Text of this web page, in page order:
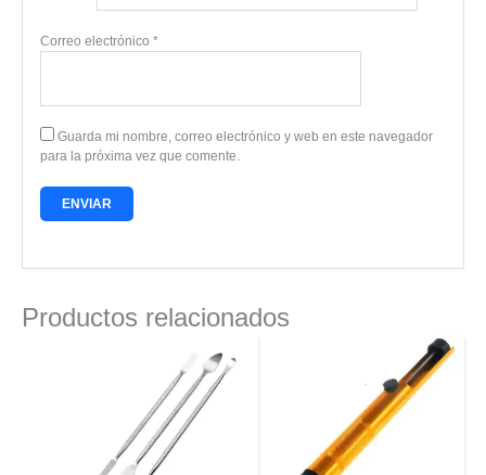
Correo electrónico *
Guarda mi nombre, correo electrónico y web en este navegador
para la próxima vez que comente.
Productos relacionados